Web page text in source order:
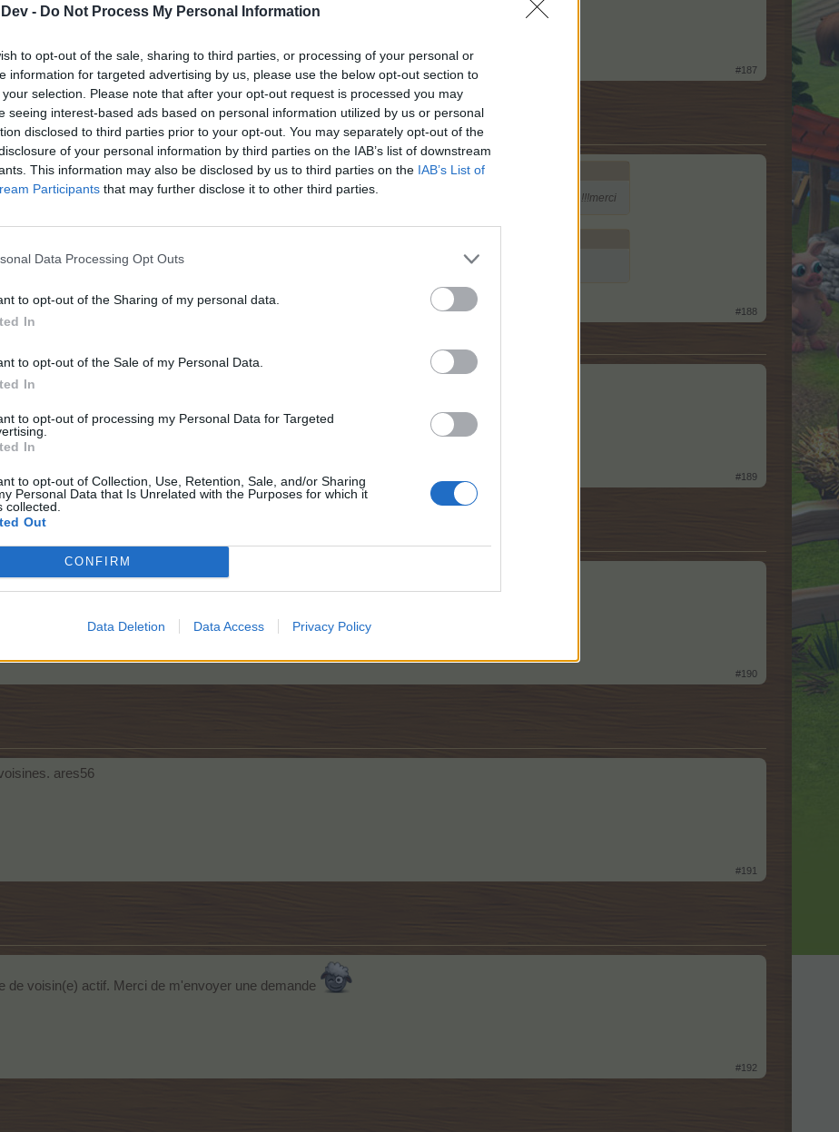
- Do Not Process My Personal Information
to opt-out of the sale, sharing to third parties, or processing of your personal or
information for targeted advertising by us, please use the below opt-out section to
selection. Please note that after your opt-out request is processed you may
seeing interest-based ads based on personal information utilized by us or personal
disclosed to third parties prior to your opt-out. You may separately opt-out of the
of your personal information by third parties on the IAB’s list of downstream
This information may also be disclosed by us to third parties on the IAB’s List of
Participants that may further disclose it to other third parties.
Data Processing Opt Outs
to opt-out of the Sharing of my personal data.
In
to opt-out of the Sale of my Personal Data.
In
to opt-out of processing my Personal Data for Targeted
In
to opt-out of Collection, Use, Retention, Sale, and/or Sharing
Personal Data that Is Unrelated with the Purposes for which it
collected.
Out
CONFIRM
Data Deletion Data Access Privacy Policy
#187
voisin ,je suis au niveau 241 ,je travaille tous les jours !!!bienvenu a celui ou celle qui voudra rejoindre mon équipe !!!merci
! je recherche ! j ai un voisin qui est parti ! bienvenu a celui qui veut rejoindre mon équipe je suis au niveau 239 !!!
#188
#189
#190
ares56
#191
de voisin(e) actif. Merci de m'envoyer une demande
#192